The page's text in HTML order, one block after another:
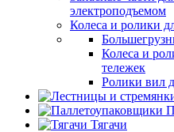
электроподъемом
Колеса и ролики
Колеса и
тележек
Ролики вил
Тягачи